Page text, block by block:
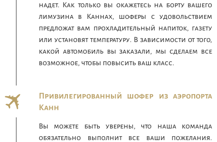
надет. Как только вы окажетесь на борту вашего
лимузина в Каннах, шоферы с удовольствием
предложат вам прохладительный напиток, газету
или установят температуру. В зависимости от того,
какой автомобиль вы заказали, мы сделаем все
возможное, чтобы повысить ваш класс.
Привилегированный шофер из аэропорта
Канн
Вы можете быть уверены, что наша команда
обязательно выполнит все ваши пожелания.